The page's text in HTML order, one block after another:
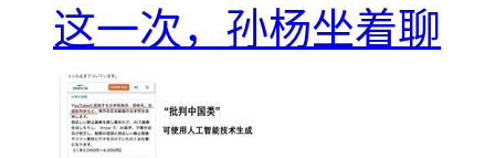
这一次，孙杨坐着聊